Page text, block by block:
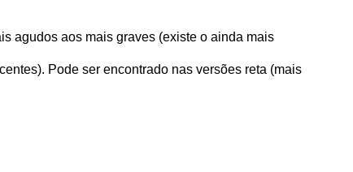
agudos aos mais graves (existe o ainda mais
Pode ser encontrado nas versões reta (mais